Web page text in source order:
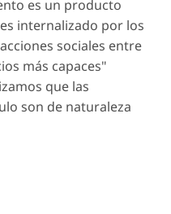
es un producto
internalizado por los
sociales entre
más capaces"
que las
son de naturaleza